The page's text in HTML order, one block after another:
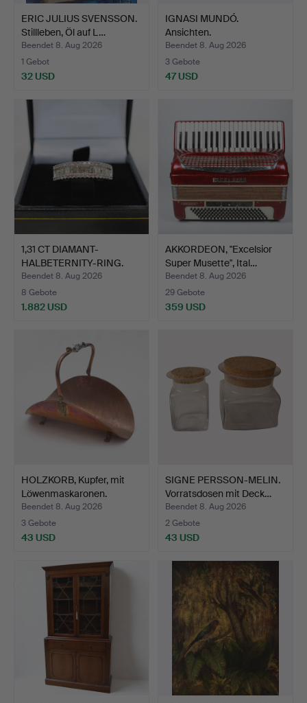
ERIC JULIUS SVENSSON.
Stillleben, Öl auf L…
Beendet 8. Aug 2026
1 Gebot
32 USD
IGNASI MUNDÓ.
Ansichten.
Beendet 8. Aug 2026
3 Gebote
47 USD
1,31 CT DIAMANT-
HALBETERNITY-RING.
Beendet 8. Aug 2026
8 Gebote
1.882 USD
AKKORDEON, "Excelsior
Super Musette", Ital…
Beendet 8. Aug 2026
29 Gebote
359 USD
HOLZKORB, Kupfer, mit
Löwenmaskaronen.
Beendet 8. Aug 2026
3 Gebote
43 USD
SIGNE PERSSON-MELIN.
Vorratsdosen mit Deck…
Beendet 8. Aug 2026
2 Gebote
43 USD